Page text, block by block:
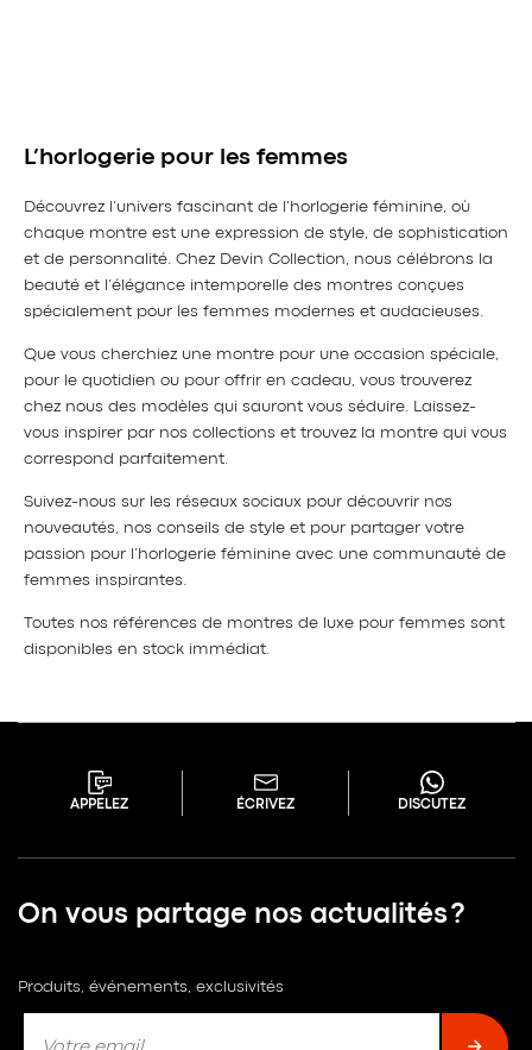
L’horlogerie pour les femmes
Découvrez l’univers fascinant de l’horlogerie féminine, où
chaque montre est une expression de style, de sophistication
et de personnalité. Chez Devin Collection, nous célébrons la
beauté et l’élégance intemporelle des montres conçues
spécialement pour les femmes modernes et audacieuses.
Que vous cherchiez une montre pour une occasion spéciale,
pour le quotidien ou pour offrir en cadeau, vous trouverez
chez nous des modèles qui sauront vous séduire. Laissez-
vous inspirer par nos collections et trouvez la montre qui vous
correspond parfaitement.
Suivez-nous sur les réseaux sociaux pour découvrir nos
nouveautés, nos conseils de style et pour partager votre
passion pour l’horlogerie féminine avec une communauté de
femmes inspirantes.
Toutes nos références de montres de luxe pour femmes sont
disponibles en stock immédiat.
APPELEZ ÉCRIVEZ DISCUTEZ
On vous partage nos actualités ?
Produits, événements, exclusivités